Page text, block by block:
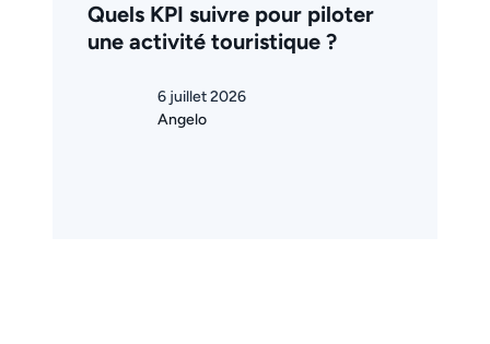
Quels KPI suivre pour piloter
une activité touristique ?
6 juillet 2026
Angelo